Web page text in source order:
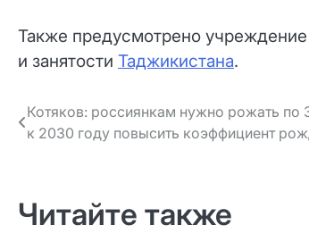
Также предусмотрено
и занятости Таджикистана.
Навигация
по записям
Котяков: россиянкам нужно рожать по
к 2030 году повысить коэффициент
Читайте также